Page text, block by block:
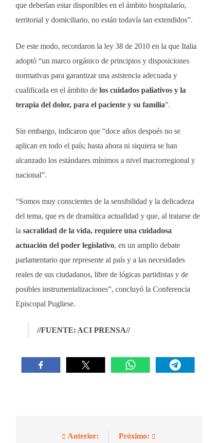
que deberían estar disponibles en el ámbito hospitalario,
territorial y domiciliario, no están todavía tan extendidos”.
De este modo, recordaron la ley 38 de 2010 en la que Italia
adoptó “un marco orgánico de principios y disposiciones
normativas para garantizar una asistencia adecuada y
cualificada en el ámbito de los cuidados paliativos y la
terapia del dolor, para el paciente y su familia”.
Sin embargo, indicaron que “doce años después no se
aplican en todo el país; hasta ahora ni siquiera se han
alcanzado los estándares mínimos a nivel macrorregional y
nacional”.
“Somos muy conscientes de la sensibilidad y la delicadeza
del tema, que es de dramática actualidad y que, al tratarse de
la sacralidad de la vida, requiere una cuidadosa
actuación del poder legislativo, en un amplio debate
parlamentario que represente al país y a las necesidades
reales de sus ciudadanos, libre de lógicas partidistas y de
posibles instrumentalizaciones”, concluyó la Conferencia
Episcopal Pugliese.
//FUENTE: ACI PRENSA//
NavegaciónAnterior: Próximo: